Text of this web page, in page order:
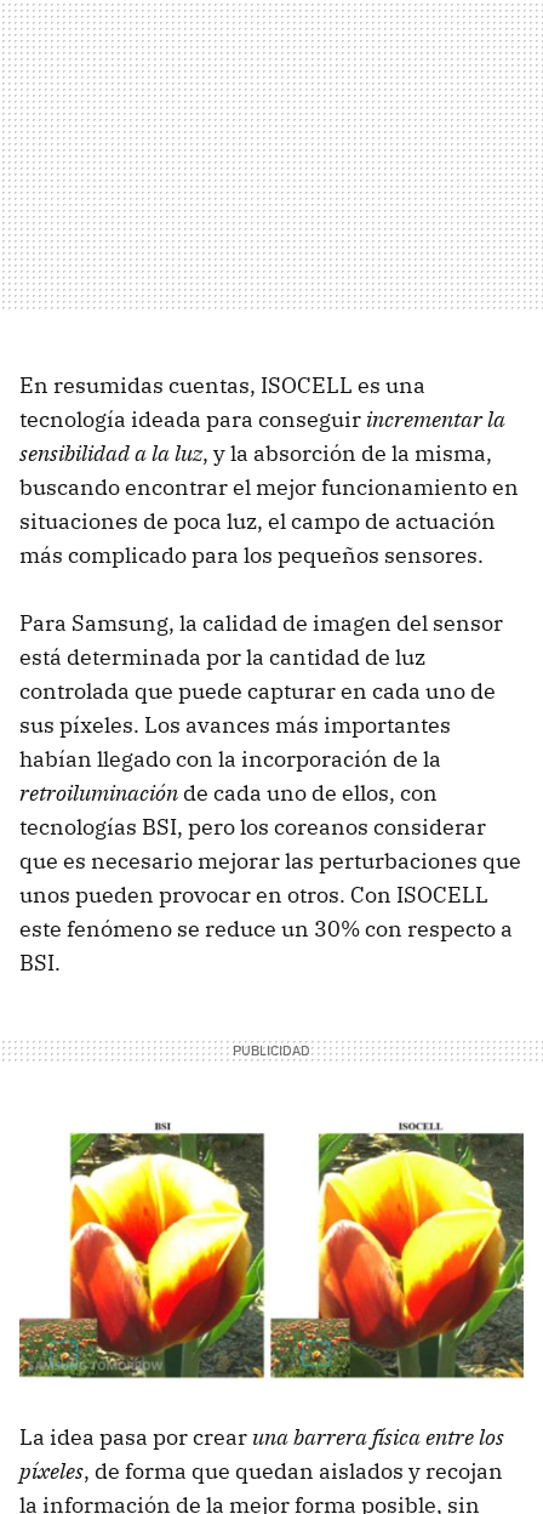
En resumidas cuentas, ISOCELL es una
tecnología ideada para conseguir incrementar la
sensibilidad a la luz, y la absorción de la misma,
buscando encontrar el mejor funcionamiento en
situaciones de poca luz, el campo de actuación
más complicado para los pequeños sensores.
Para Samsung, la calidad de imagen del sensor
está determinada por la cantidad de luz
controlada que puede capturar en cada uno de
sus píxeles. Los avances más importantes
habían llegado con la incorporación de la
retroiluminación de cada uno de ellos, con
tecnologías BSI, pero los coreanos considerar
que es necesario mejorar las perturbaciones que
unos pueden provocar en otros. Con ISOCELL
este fenómeno se reduce un 30% con respecto a
BSI.
La idea pasa por crear una barrera física entre los
píxeles, de forma que quedan aislados y recojan
la información de la mejor forma posible, sin